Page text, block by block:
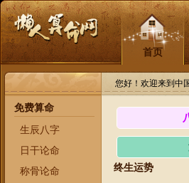
首页
您好！欢迎来到中
免费算命
生辰八字
日干论命
称骨论命
终生运势